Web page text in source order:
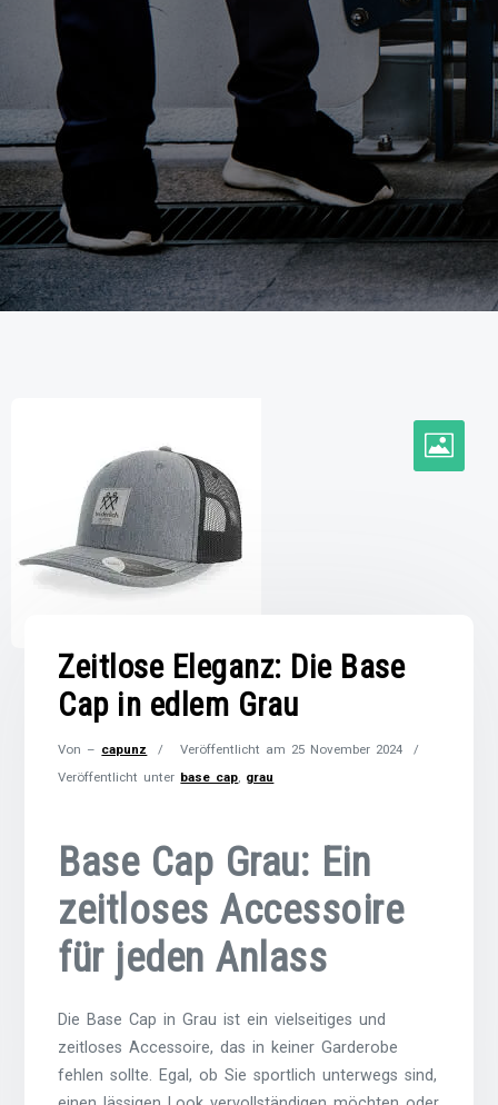
Zeitlose Eleganz: Die Base
Cap in edlem Grau
Von – capunz Veröffentlicht am 25 November 2024
Veröffentlicht unter base cap, grau
Base Cap Grau: Ein
zeitloses Accessoire
für jeden Anlass
Die Base Cap in Grau ist ein vielseitiges und
zeitloses Accessoire, das in keiner Garderobe
fehlen sollte. Egal, ob Sie sportlich unterwegs sind,